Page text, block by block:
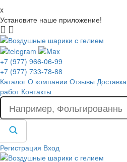
x
Установите наше приложение!
+7 (977) 966-06-99
+7 (977) 733-78-88
Каталог О компании Отзывы Доставка
работ Контакты
Регистрация Вход